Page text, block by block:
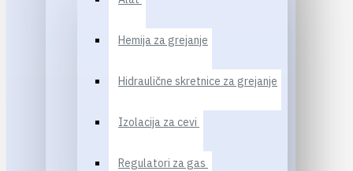
Hemija za grejanje
Hidraulične skretnice za grejanje
Izolacija za cevi
Regulatori za gas